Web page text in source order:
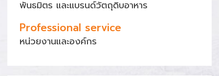
พันธมิตร และแบรนด์วัตถุดิบอาหาร
Professional service
หน่วยงานและองค์กร